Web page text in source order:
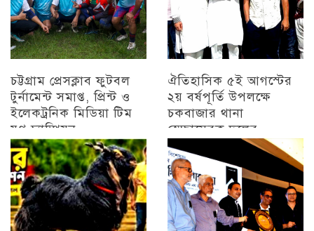
চট্টগ্রাম প্রেসক্লাব ফুটবল
টুর্নামেন্ট সমাপ্ত, প্রিন্ট ও
ইলেকট্রনিক মিডিয়া টিম
যুগ্ন চ্যাম্পিয়ন
চট্টগ্রাম
ঐতিহাসিক ৫ই আগস্টের
২য় বর্ষপূর্তি উপলক্ষে
চকবাজার থানা
স্বেচ্ছাসেবক দলের
প্রামাণ্যচিত্র প্রদর্শন ও
বিজয় মিছিল
চট্টগ্রাম